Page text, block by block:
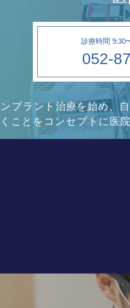
診療時間 9:30
052-
プラント治療を始め、
くことをコンセプトに医